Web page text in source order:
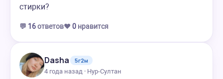
стирки?
💬 16ответов❤️ 0 нравится
Dasha
5г2м
4 года назад · Нур-Султан